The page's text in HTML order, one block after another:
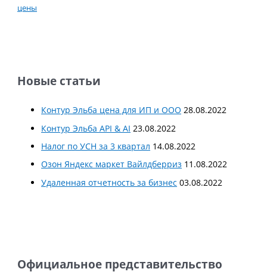
цены
Новые статьи
Контур Эльба цена для ИП и ООО 28.08.2022
Контур Эльба API & AI 23.08.2022
Налог по УСН за 3 квартал 14.08.2022
Озон Яндекс маркет Вайлдберриз 11.08.2022
Удаленная отчетность за бизнес 03.08.2022
Официальное представительство